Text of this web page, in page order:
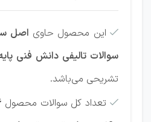
 این محصول حاوی اصل
سوالات تالیفی دانش فنی
تشریحی می‌باشد.
 تعداد کل سوالات محصول